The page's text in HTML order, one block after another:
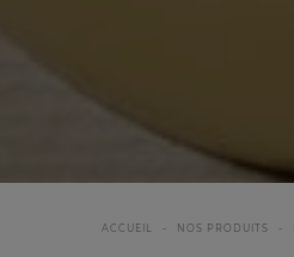
ACCUEIL NOS PRODUITS